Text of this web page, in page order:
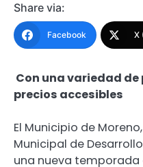
Share via:
Facebook X
Con una variedad
precios accesibles
El Municipio de
Municipal de
una nueva temporada